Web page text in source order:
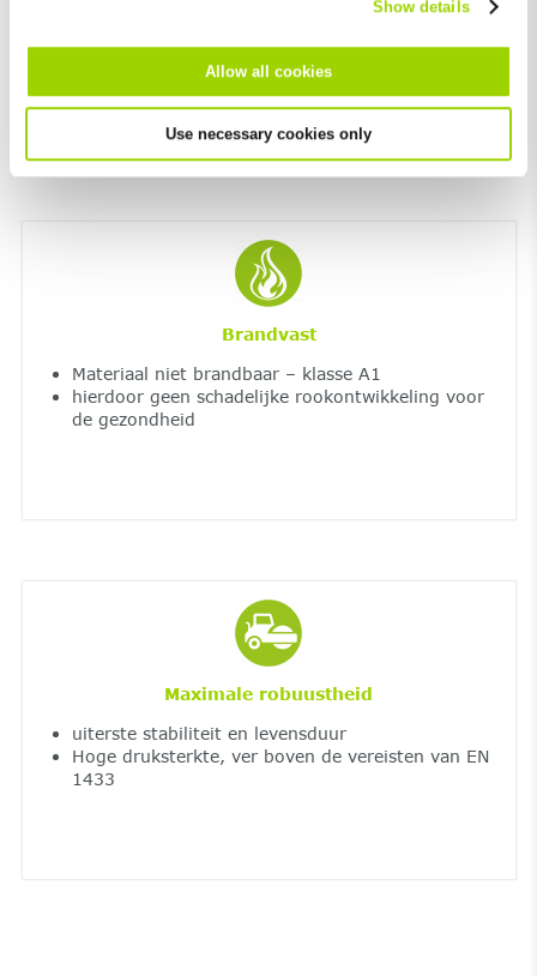
Show details
Allow all cookies
Use necessary cookies only
Brandvast
Materiaal niet brandbaar – klasse A1
hierdoor geen schadelijke rookontwikkeling voor
de gezondheid
Maximale robuustheid
uiterste stabiliteit en levensduur
Hoge druksterkte, ver boven de vereisten van EN
1433